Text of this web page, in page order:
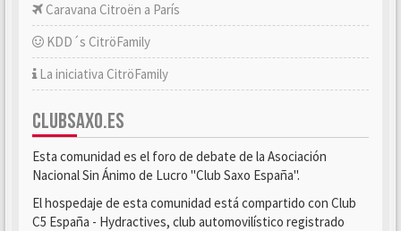
Caravana Citroën a París
KDD´s CitröFamily
La iniciativa CitröFamily
CLUBSAXO.ES
Esta comunidad es el foro de debate de la Asociación
Nacional Sin Ánimo de Lucro "Club Saxo España".
El hospedaje de esta comunidad está compartido con Club
C5 España - Hydractives, club automovilístico registrado